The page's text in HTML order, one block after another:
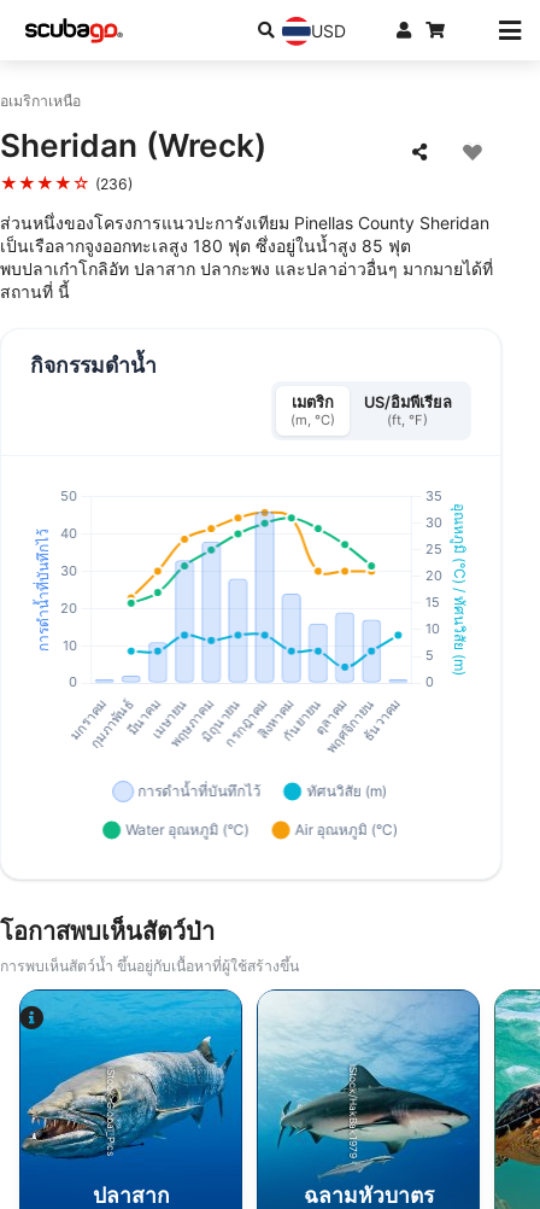
USD
อเมริกาเหนือ
Sheridan (Wreck)
★★★★☆ (236)
ส่วนหนึ่งของโครงการแนวปะการังเทียม Pinellas County Sheridan
เป็นเรือลากจูงออกทะเลสูง 180 ฟุต ซึ่งอยู่ในน้ำสูง 85 ฟุต
พบปลาเก๋าโกลิอัท ปลาสาก ปลากะพง และปลาอ่าวอื่นๆ มากมายได้ที่
สถานที่ นี้
กิจกรรมดำน้ำ
เมตริก
(m, °C)
US/อิมพีเรียล
(ft, °F)
โอกาสพบเห็นสัตว์ป่า
การพบเห็นสัตว์น้ำ ขึ้นอยู่กับเนื้อหาที่ผู้ใช้สร้างขึ้น
iStock-Global_Pics
ปลาสาก
iStock/HakBak1979
ฉลามหัวบาตร